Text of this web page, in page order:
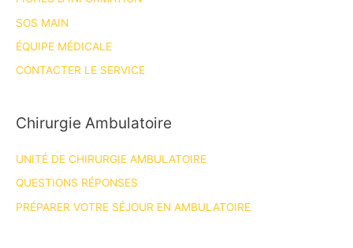
SOS MAIN
ÉQUIPE MÉDICALE
CONTACTER LE SERVICE
Chirurgie Ambulatoire
UNITÉ DE CHIRURGIE AMBULATOIRE
QUESTIONS RÉPONSES
PRÉPARER VOTRE SÉJOUR EN AMBULATOIRE